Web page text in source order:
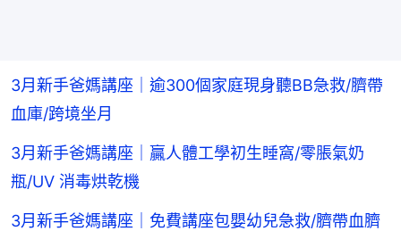
3月新手爸媽講座｜逾300個家庭現身聽BB急救/臍帶
血庫/跨境坐月
3月新手爸媽講座｜贏人體工學初生睡窩/零脹氣奶
瓶/UV 消毒烘乾機
3月新手爸媽講座｜免費講座包嬰幼兒急救/臍帶血臍